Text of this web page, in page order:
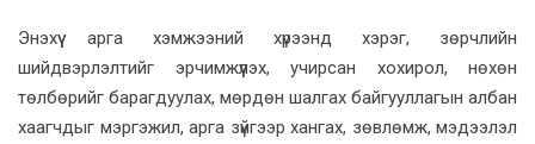
Энэхүү арга хэмжээний хүрээнд хэрэг, зөрчлийн
шийдвэрлэлтийг эрчимжүүлэх, учирсан хохирол, нөхөн
төлбөрийг барагдуулах, мөрдөн шалгах байгууллагын албан
хаагчдыг мэргэжил, арга зүйгээр хангах, зөвлөмж, мэдээлэл